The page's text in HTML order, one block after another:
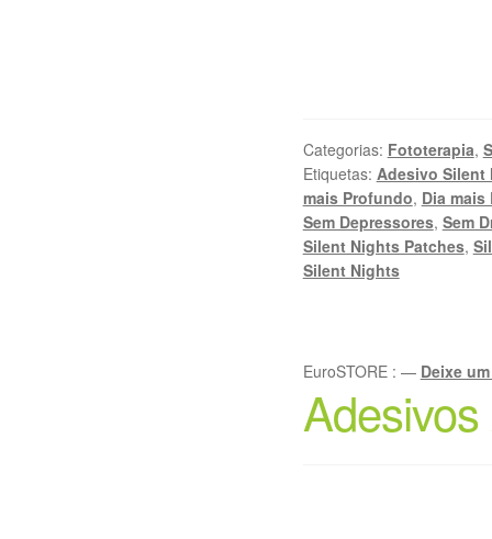
Categorias: Fototerapia,
Etiquetas: Adesivo Silent
mais Profundo, Dia
Sem Depressores, Sem
Silent Nights Patches,
Silent Nights
EuroSTORE : — Deixe